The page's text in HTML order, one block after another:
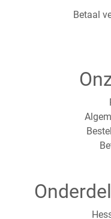
Betaal